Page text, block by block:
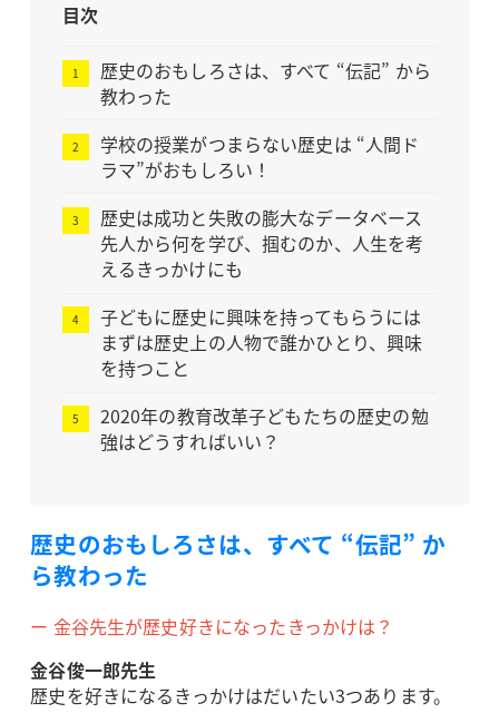
目次
歴史のおもしろさは、すべて “伝記” から
教わった
学校の授業がつまらない歴史は “人間ド
ラマ”がおもしろい！
歴史は成功と失敗の膨大なデータベース
先人から何を学び、掴むのか、人生を考
えるきっかけにも
子どもに歴史に興味を持ってもらうには
まずは歴史上の人物で誰かひとり、興味
を持つこと
2020年の教育改革子どもたちの歴史の勉
強はどうすればいい？
歴史のおもしろさは、すべて “伝記” か
ら教わった
ー 金谷先生が歴史好きになったきっかけは？
金谷俊一郎先生
歴史を好きになるきっかけはだいたい3つあります。